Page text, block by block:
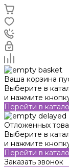
Ваша корзина
Выберите в
и нажмите
Перейти в
Отложенных
Выберите в
и нажмите
Перейти в
Заказать звонок